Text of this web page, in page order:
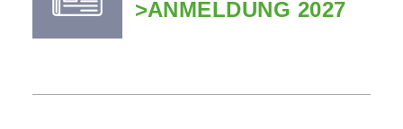
>ANMELDUNG 2027